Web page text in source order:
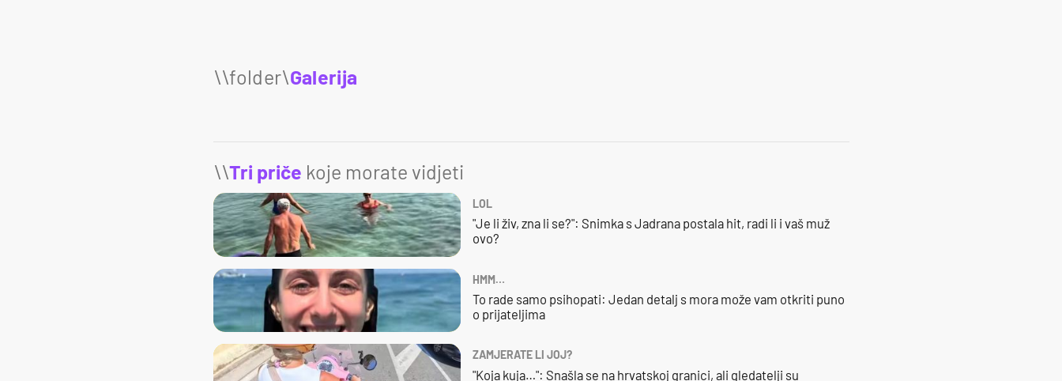
Galerija
\\Tri priče koje morate vidjeti
LOL
"Je li živ, zna li se?": Snimka s Jadrana postala hit, radi li i vaš muž
ovo?
HMM…
To rade samo psihopati: Jedan detalj s mora može vam otkriti puno
o prijateljima
ZAMJERATE LI JOJ?
"Koja kuja…": Snašla se na hrvatskoj granici, ali gledatelji su